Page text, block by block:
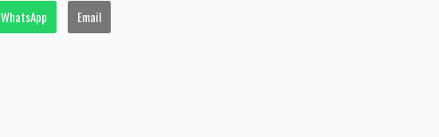
WhatsApp Email